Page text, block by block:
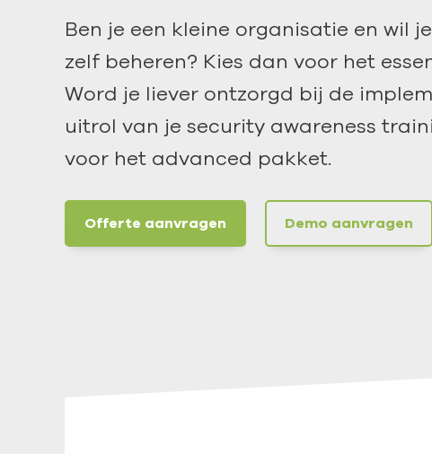
Ben je een kleine organisatie en wil
zelf beheren? Kies dan voor het
Word je liever ontzorgd bij de
uitrol van je security awareness
voor het advanced pakket.
Offerte aanvragen Demo aanvragen